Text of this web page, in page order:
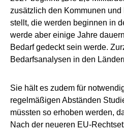
zusätzlich den Kommunen und
stellt, die werden beginnen in
werde aber einige Jahre
Bedarf gedeckt sein werde.
Bedarfsanalysen in den
Sie hält es zudem für
regelmäßigen Abständen
müssten so erhoben werden,
Nach der neueren EU-